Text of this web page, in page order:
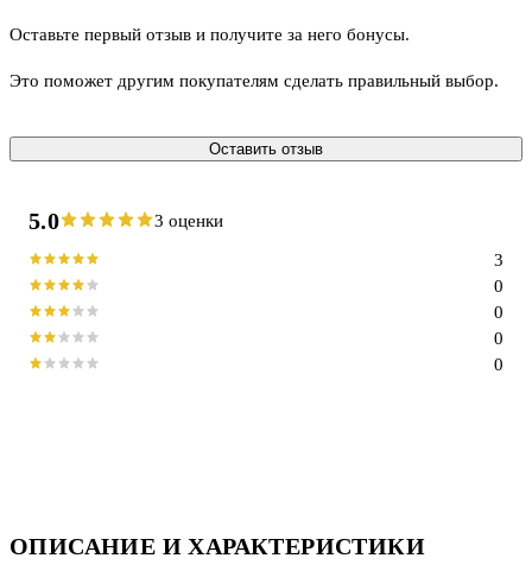
ОПИСАНИЕ И ХАРАКТЕРИСТИКИ
Оставьте первый отзыв и получите за него бонусы.
Это поможет другим покупателям сделать правильный выбор.
Оставить отзыв
5.0 3 оценки
0
0
0
0
3